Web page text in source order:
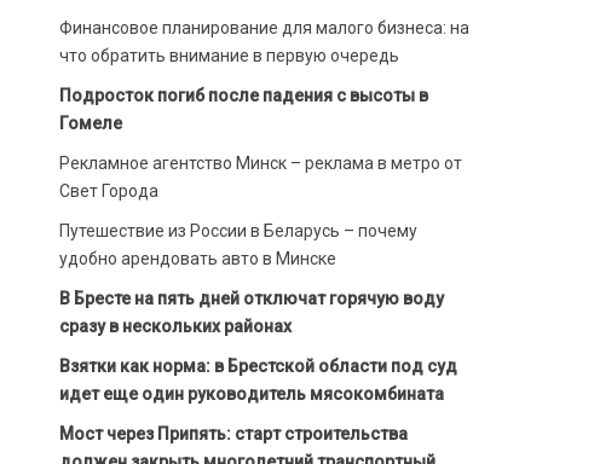
Финансовое планирование для малого бизнеса: на
что обратить внимание в первую очередь
Подросток погиб после падения с высоты в
Гомеле
Рекламное агентство Минск – реклама в метро от
Свет Города
Путешествие из России в Беларусь – почему
удобно арендовать авто в Минске
В Бресте на пять дней отключат горячую воду
сразу в нескольких районах
Взятки как норма: в Брестской области под суд
идет еще один руководитель мясокомбината
Мост через Припять: старт строительства